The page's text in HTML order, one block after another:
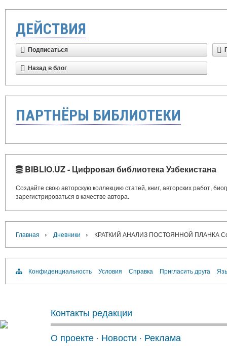
ДЕЙСТВИЯ
Подписаться
Назад в блог
ПАРТНЁРЫ БИБЛИОТЕКИ
BIBLIO.UZ - Цифровая библиотека Узбекистана
Создайте свою авторскую коллекцию статей, книг, авторских работ,
зарегистрироваться в качестве автора.
Главная › Дневники › КРАТКИЙ АНАЛИЗ ПОСТОЯННОЙ ПЛАНКА
Конфиденциальность Условия Справка Пригласить друга
Контакты редакции
О проекте · Новости · Реклама